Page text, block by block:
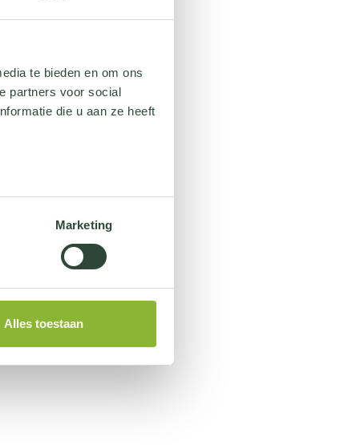
te bieden en om ons
partners voor social
die u aan ze heeft
Marketing
Alles toestaan